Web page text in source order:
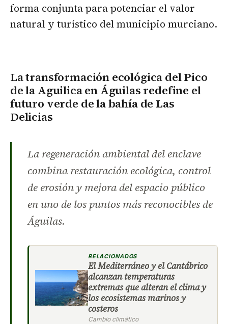
forma conjunta para potenciar el valor
natural y turístico del municipio murciano.
La transformación ecológica del Pico
de la Aguilica en Águilas redefine el
futuro verde de la bahía de Las
Delicias
La regeneración ambiental del enclave
combina restauración ecológica, control
de erosión y mejora del espacio público
en uno de los puntos más reconocibles de
Águilas.
RELACIONADOS
El Mediterráneo y el Cantábrico
alcanzan temperaturas
extremas que alteran el clima y
los ecosistemas marinos y
costeros
Cambio climático